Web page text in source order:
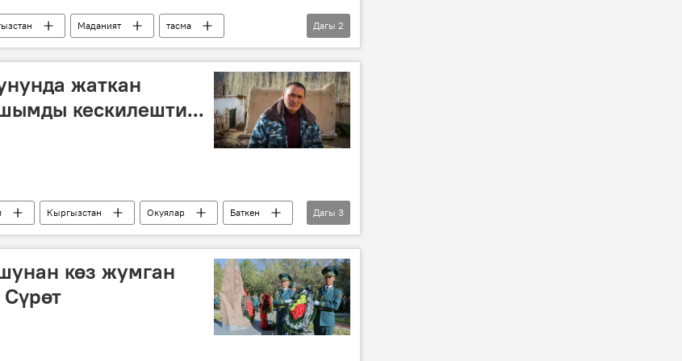
Маданият
тасма
сынак
Дагы 2
жаткан
кескилешти...
Кыргызстан Окуялар
Баткен
Дагы 3
көз жумган